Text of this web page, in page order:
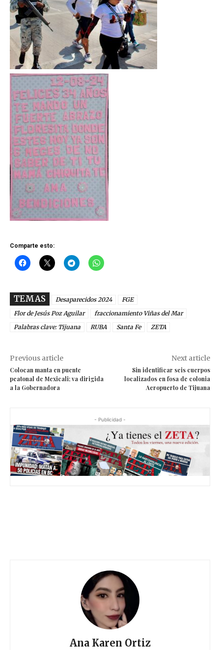
Comparte esto:
TEMAS Desaparecidos 2024
FGE
Flor de Jesús Poz Aguilar
fraccionamiento Viñas del Mar
Palabras clave: Tijuana
RUBA Santa Fe ZETA
Previous article
Colocan manta en puente
peatonal de Mexicali; va dirigida
a la Gobernadora
Next article
Sin identificar seis cuerpos
localizados en fosa de colonia
Aeropuerto de Tijuana
- Publicidad -
Ana Karen Ortiz